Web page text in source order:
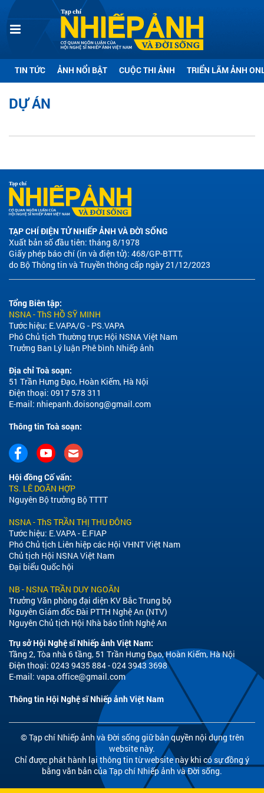
TIN TỨC ẢNH NỔI BẬT CUỘC THI ẢNH TRIỂN LÃM ẢNH
DỰ ÁN
TẠP CHÍ ĐIỆN TỬ NHIẾP ẢNH VÀ ĐỜI SỐNG
Xuất bản số đầu tiên: tháng 8/1978
Giấy phép báo chí (in và điện tử): 468/GP-BTTT,
do Bộ Thông tin và Truyền thông cấp ngày 21/12/2023
Tổng Biên tập:
NSNA - ThS HỒ SỸ MINH
Tước hiệu: E.VAPA/G - PS.VAPA
Phó Chủ tịch Thường trực Hội NSNA Việt Nam
Trưởng Ban Lý luận Phê bình Nhiếp ảnh
Địa chỉ Toà soạn:
51 Trần Hưng Đạo, Hoàn Kiếm, Hà Nội
Điện thoại: 0917 578 311
E-mail: nhiepanh.doisong@gmail.com
Thông tin Toà soạn:
Hội đồng Cố vấn:
TS. LÊ DOÃN HỢP
Nguyên Bộ trưởng Bộ TTTT
NSNA - ThS TRẦN THỊ THU ĐÔNG
Tước hiệu: E.VAPA - E.FIAP
Phó Chủ tịch Liên hiệp các Hội VHNT Việt Nam
Chủ tịch Hội NSNA Việt Nam
Đại biểu Quốc hội
NB - NSNA TRẦN DUY NGOÃN
Trưởng Văn phòng đại diện KV Bắc Trung bộ
Nguyên Giám đốc Đài PTTH Nghệ An (NTV)
Nguyên Chủ tịch Hội Nhà báo tỉnh Nghệ An
Trụ sở Hội Nghệ sĩ Nhiếp ảnh Việt Nam:
Tầng 2, Tòa nhà 6 tầng, 51 Trần Hưng Đạo, Hoàn Kiếm, Hà Nội
Điện thoại: 0243 9435 884 - 024 3943 3698
E-mail: vapa.office@gmail.com
Thông tin Hội Nghệ sĩ Nhiếp ảnh Việt Nam
© Tạp chí Nhiếp ảnh và Đời sống giữ bản quyền nội dung trên
website này.
Chỉ được phát hành lại thông tin từ website này khi có sự đồng ý
bằng văn bản của Tạp chí Nhiếp ảnh và Đời sống.